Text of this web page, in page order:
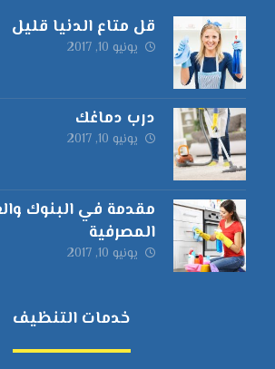
قل متاع الدنيا قليل
يونيو 10, 2017
درب دماغك
يونيو 10, 2017
مقدمة في البنوك
المصرفية
يونيو 10, 2017
خدمات التنظيف